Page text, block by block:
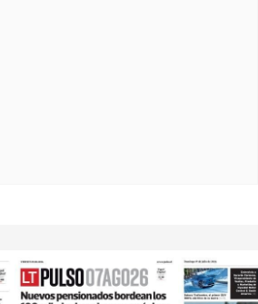
Opens in new window Opens in